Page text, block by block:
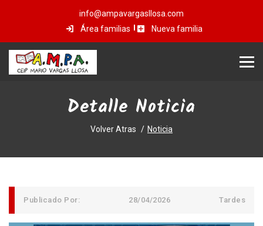
info@ampavargasllosa.com
Área familias
Nueva familia
Detalle Noticia
Volver Atras Noticia
Publicado Por: 28/04/2026 Tardes